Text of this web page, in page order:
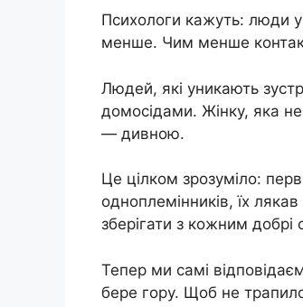
Психологи кажуть: люди у
менше. Чим менше
Людей, які уникають
домосідами. Жінку, яка
— дивною.
Це цілком зрозуміло:
одноплемінників, їх
зберігати з кожним
Тепер ми самі
бере гору. Щоб не